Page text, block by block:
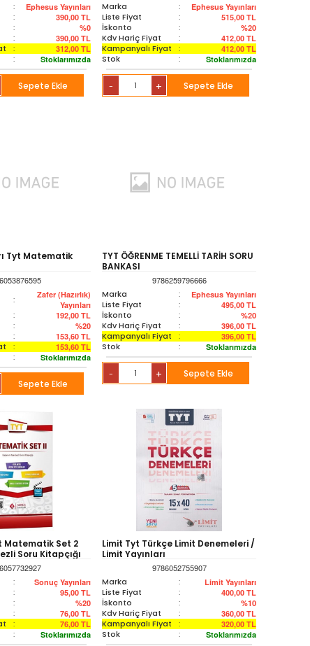
: Ephesus Yayınları
: 390,00 TL
: %0
: 390,00 TL
: 312,00 TL
: Stoklarımızda
Sepete Ekle
Marka
: Ephesus Yayınları
Liste Fiyat : 515,00 TL
İskonto : %20
Kdv Hariç Fiyat : 412,00 TL
Kampanyalı Fiyat : 412,00 TL
Stok : Stoklarımızda
- + Sepete Ekle
Tyt Matematik
:
Zafer (Hazırlık)
Yayınları
: 192,00 TL
: %20
: 153,60 TL
: 153,60 TL
: Stoklarımızda
Sepete Ekle
TYT ÖĞRENME TEMELLİ TARİH SORU
BANKASI
9786259796666
Marka
: Ephesus Yayınları
Liste Fiyat : 495,00 TL
İskonto : %20
Kdv Hariç Fiyat : 396,00 TL
Kampanyalı Fiyat : 396,00 TL
Stok : Stoklarımızda
- + Sepete Ekle
Matematik Set 2
Soru Kitapçığı
: Sonuç Yayınları
: 95,00 TL
: %20
: 76,00 TL
: 76,00 TL
: Stoklarımızda
Limit Tyt Türkçe Limit Denemeleri /
Limit Yayınları
9786052755907
Marka
: Limit Yayınları
Liste Fiyat : 400,00 TL
İskonto : %10
Kdv Hariç Fiyat : 360,00 TL
Kampanyalı Fiyat : 320,00 TL
Stok : Stoklarımızda